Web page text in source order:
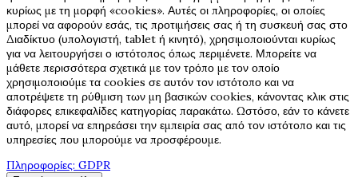
κυρίως με τη μορφή «cookies». Αυτές οι πληροφορίες, οι οποίες
μπορεί να αφορούν εσάς, τις προτιμήσεις σας ή τη συσκευή σας στο
Διαδίκτυο (υπολογιστή, tablet ή κινητό), χρησιμοποιούνται κυρίως
για να λειτουργήσει ο ιστότοπος όπως περιμένετε. Μπορείτε να
μάθετε περισσότερα σχετικά με τον τρόπο με τον οποίο
χρησιμοποιούμε τα cookies σε αυτόν τον ιστότοπο και να
αποτρέψετε τη ρύθμιση των μη βασικών cookies, κάνοντας κλικ στις
διάφορες επικεφαλίδες κατηγορίας παρακάτω. Ωστόσο, εάν το κάνετε
αυτό, μπορεί να επηρεάσει την εμπειρία σας από τον ιστότοπο και τις
υπηρεσίες που μπορούμε να προσφέρουμε.
Πληροφορίες: GDPR